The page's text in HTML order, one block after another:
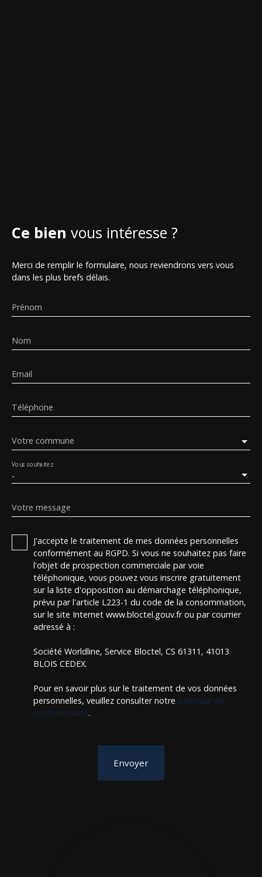
Ce bien vous intéresse ?
Merci de remplir le formulaire, nous reviendrons vers vous
dans les plus brefs délais.
Prénom
Nom
Email
Téléphone
Votre commune
-
Vous souhaitez
Votre message
J'accepte le traitement de mes données personnelles
conformément au RGPD. Si vous ne souhaitez pas faire
l'objet de prospection commerciale par voie
téléphonique, vous pouvez vous inscrire gratuitement
sur la liste d'opposition au démarchage téléphonique,
prévu par l'article L223-1 du code de la consommation,
sur le site Internet www.bloctel.gouv.fr ou par courrier
adressé à :
Société Worldline, Service Bloctel, CS 61311, 41013
BLOIS CEDEX.
Pour en savoir plus sur le traitement de vos données
personnelles, veuillez consulter notre politique de
confidentialité.
Envoyer